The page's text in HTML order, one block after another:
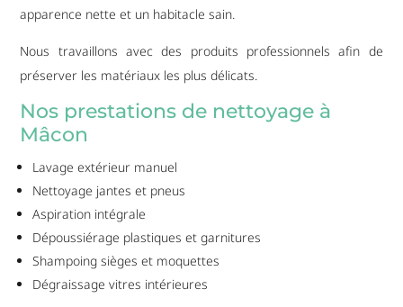
apparence nette et un habitacle sain.
Nous travaillons avec des produits professionnels afin de
préserver les matériaux les plus délicats.
Nos prestations de nettoyage à
Mâcon
Lavage extérieur manuel
Nettoyage jantes et pneus
Aspiration intégrale
Dépoussiérage plastiques et garnitures
Shampoing sièges et moquettes
Dégraissage vitres intérieures